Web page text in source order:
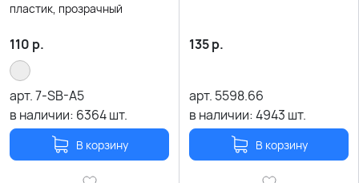
пластик, прозрачный
110 р.
арт.7-SB-A5
в наличии: 6364шт.
В корзину
135р.
арт. 5598.66
в наличии:4943 шт.
В корзину